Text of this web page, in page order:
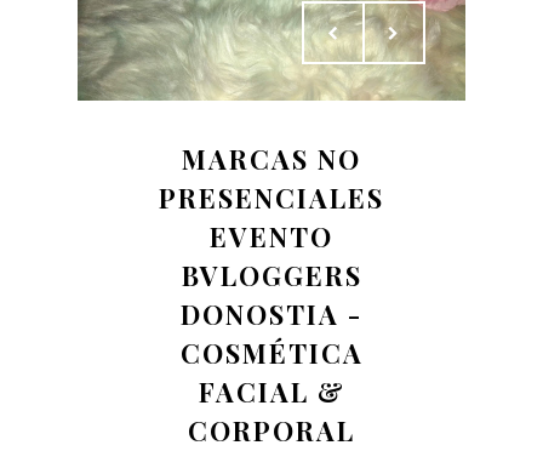
MARCAS NO
PRESENCIALES
EVENTO
BVLOGGERS
DONOSTIA -
COSMÉTICA
FACIAL &
CORPORAL